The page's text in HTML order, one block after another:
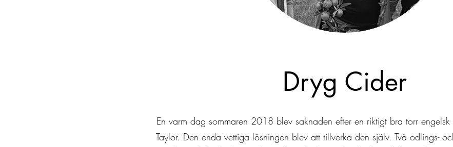
Dryg Cider
En varm dag sommaren 2018 blev saknaden efter en riktigt bra torr engelsk
Taylor. Den enda vettiga lösningen blev att tillverka den själv. Två odlings-